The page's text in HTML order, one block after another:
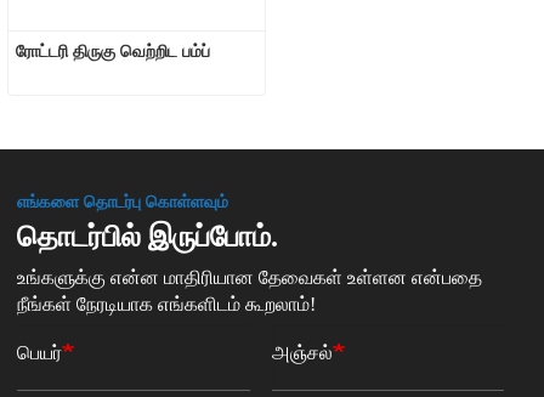
ரோட்டரி திருகு வெற்றிட பம்ப்
எங்களை தொடர்பு கொள்ளவும்
தொடர்பில் இருப்போம்.
உங்களுக்கு என்ன மாதிரியான தேவைகள் உள்ளன என்பதை
நீங்கள் நேரடியாக எங்களிடம் கூறலாம்!
பெயர் அஞ்சல்